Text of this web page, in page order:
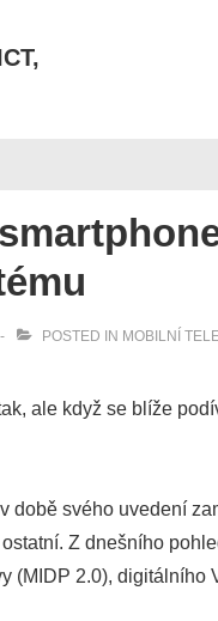
POSTED IN MOBILNÍ
ale když se blíže
době svého uvedení
Z dnešního
(MIDP 2.0), digitálního